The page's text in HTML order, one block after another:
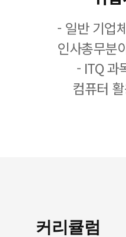
- 일반 기업
인사총무분
- ITQ 과
컴퓨터
커리큘럼